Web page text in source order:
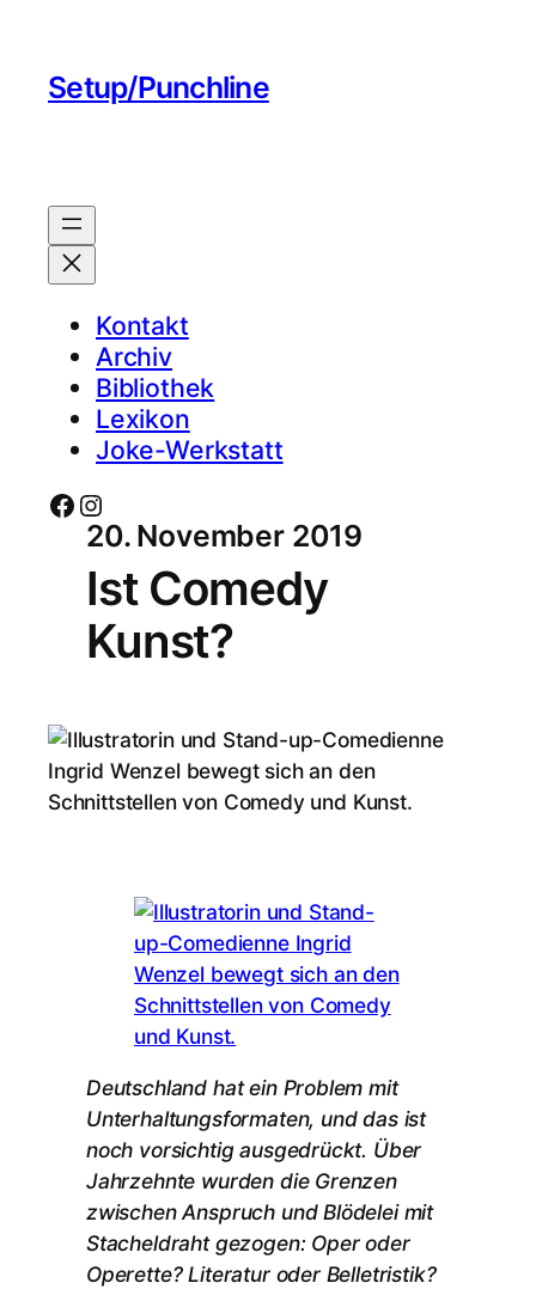
Setup/Punchline
Kontakt
Archiv
Bibliothek
Lexikon
Joke-Werkstatt
Facebook Instagram
20. November 2019
Ist Comedy
Kunst?
Deutschland hat ein Problem mit
Unterhaltungsformaten, und das ist
noch vorsichtig ausgedrückt. Über
Jahrzehnte wurden die Grenzen
zwischen Anspruch und Blödelei mit
Stacheldraht gezogen: Oper oder
Operette? Literatur oder Belletristik?